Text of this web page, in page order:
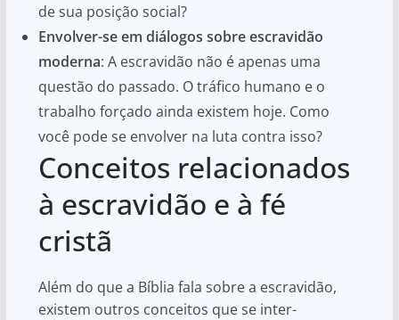
de sua posição social?
Envolver-se em diálogos sobre escravidão
moderna: A escravidão não é apenas uma
questão do passado. O tráfico humano e o
trabalho forçado ainda existem hoje. Como
você pode se envolver na luta contra isso?
Conceitos relacionados
à escravidão e à fé
cristã
Além do que a Bíblia fala sobre a escravidão,
existem outros conceitos que se inter-